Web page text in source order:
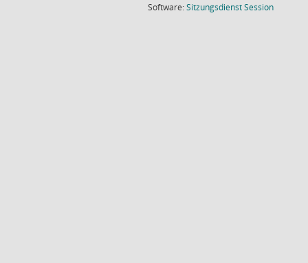
Software:SitzungsdienstSession(Wird in